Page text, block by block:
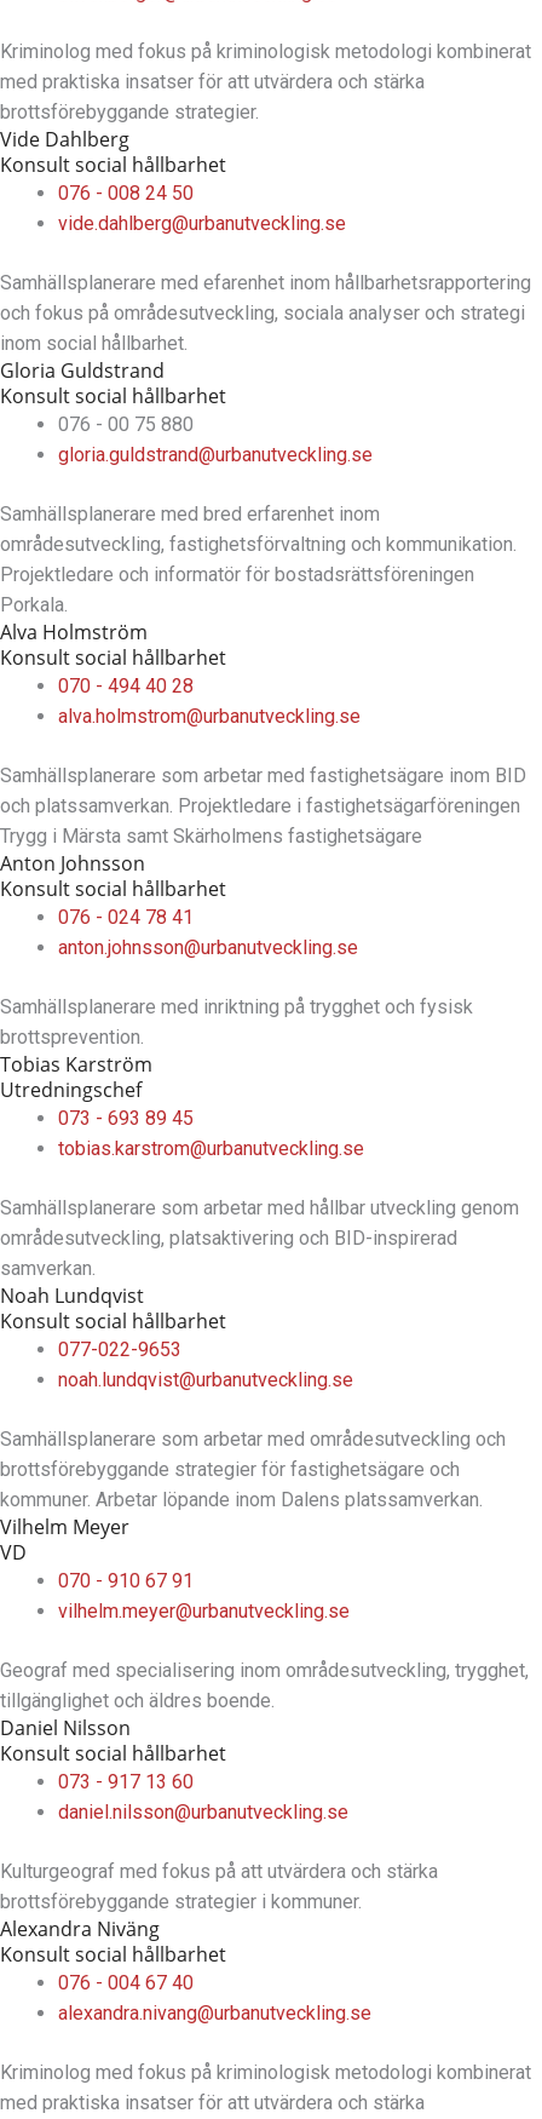
Kriminolog med fokus på kriminologisk metodologi kombinerat
med praktiska insatser för att utvärdera och stärka
brottsförebyggande strategier.
Vide Dahlberg
Konsult social hållbarhet
076 - 008 24 50
vide.dahlberg@urbanutveckling.se
Samhällsplanerare med efarenhet inom hållbarhetsrapportering
och fokus på områdesutveckling, sociala analyser och strategi
inom social hållbarhet.
Gloria Guldstrand
Konsult social hållbarhet
076 - 00 75 880
gloria.guldstrand@urbanutveckling.se
Samhällsplanerare med bred erfarenhet inom
områdesutveckling, fastighetsförvaltning och kommunikation.
Projektledare och informatör för bostadsrättsföreningen
Porkala.
Alva Holmström
Konsult social hållbarhet
070 - 494 40 28
alva.holmstrom@urbanutveckling.se
Samhällsplanerare som arbetar med fastighetsägare inom BID
och platssamverkan. Projektledare i fastighetsägarföreningen
Trygg i Märsta samt Skärholmens fastighetsägare
Anton Johnsson
Konsult social hållbarhet
076 - 024 78 41
anton.johnsson@urbanutveckling.se
Samhällsplanerare med inriktning på trygghet och fysisk
brottsprevention.
Tobias Karström
Utredningschef
073 - 693 89 45
tobias.karstrom@urbanutveckling.se
Samhällsplanerare som arbetar med hållbar utveckling genom
områdesutveckling, platsaktivering och BID-inspirerad
samverkan.
Noah Lundqvist
Konsult social hållbarhet
077-022-9653
noah.lundqvist@urbanutveckling.se
Samhällsplanerare som arbetar med områdesutveckling och
brottsförebyggande strategier för fastighetsägare och
kommuner. Arbetar löpande inom Dalens platssamverkan.
Vilhelm Meyer
VD
070 - 910 67 91
vilhelm.meyer@urbanutveckling.se
Geograf med specialisering inom områdesutveckling, trygghet,
tillgänglighet och äldres boende.
Daniel Nilsson
Konsult social hållbarhet
073 - 917 13 60
daniel.nilsson@urbanutveckling.se
Kulturgeograf med fokus på att utvärdera och stärka
brottsförebyggande strategier i kommuner.
Alexandra Niväng
Konsult social hållbarhet
076 - 004 67 40
alexandra.nivang@urbanutveckling.se
Kriminolog med fokus på kriminologisk metodologi kombinerat
med praktiska insatser för att utvärdera och stärka